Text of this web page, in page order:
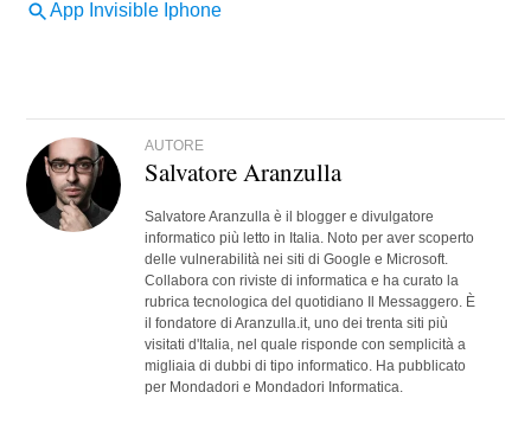
AUTORE
Salvatore Aranzulla
Salvatore Aranzulla è il blogger e divulgatore
informatico più letto in Italia. Noto per aver scoperto
delle vulnerabilità nei siti di Google e Microsoft.
Collabora con riviste di informatica e ha curato la
rubrica tecnologica del quotidiano Il Messaggero. È
il fondatore di Aranzulla.it, uno dei trenta siti più
visitati d'Italia, nel quale risponde con semplicità a
migliaia di dubbi di tipo informatico. Ha pubblicato
per Mondadori e Mondadori Informatica.